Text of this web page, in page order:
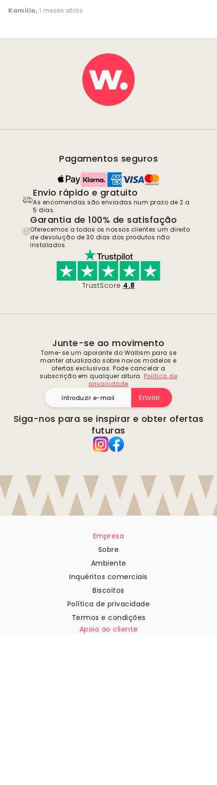
Kamilla, 1 meses atrás
Pagamentos seguros
Envio rápido e gratuito
As encomendas são enviadas num prazo de 2 a
5 dias.
Garantia de 100% de satisfação
Oferecemos a todos os nossos clientes um direito
de devolução de 30 dias dos produtos não
instalados.
TrustScore 4.8
Junte-se ao movimento
Torne-se um apoiante do Wallism para se
manter atualizado sobre novos modelos e
ofertas exclusivas. Pode cancelar a
subscrição em qualquer altura. Política de
privacidade
Enviar
Siga-nos para se inspirar e obter ofertas
futuras
Empresa
Sobre
Ambiente
Inquéritos comerciais
Biscoitos
Política de privacidade
Termos e condições
Apoio ao cliente